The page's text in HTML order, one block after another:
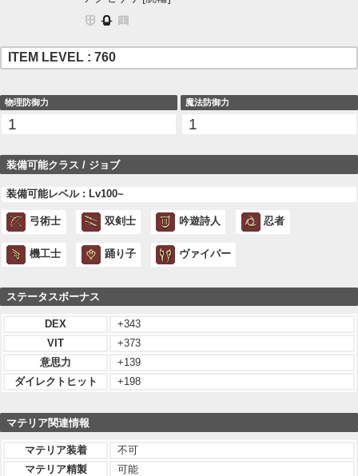
ITEM LEVEL : 760
物理防御力
1
魔法防御力
1
装備可能クラス / ジョブ
装備可能レベル : Lv100~
弓術士 双剣士 吟遊詩人 忍者
機工士 踊り子 ヴァイパー
ステータスボーナス
DEX
+343
VIT
+373
意思力
+139
ダイレクトヒット
+198
マテリア関連情報
マテリア装着
不可
マテリア精製
可能